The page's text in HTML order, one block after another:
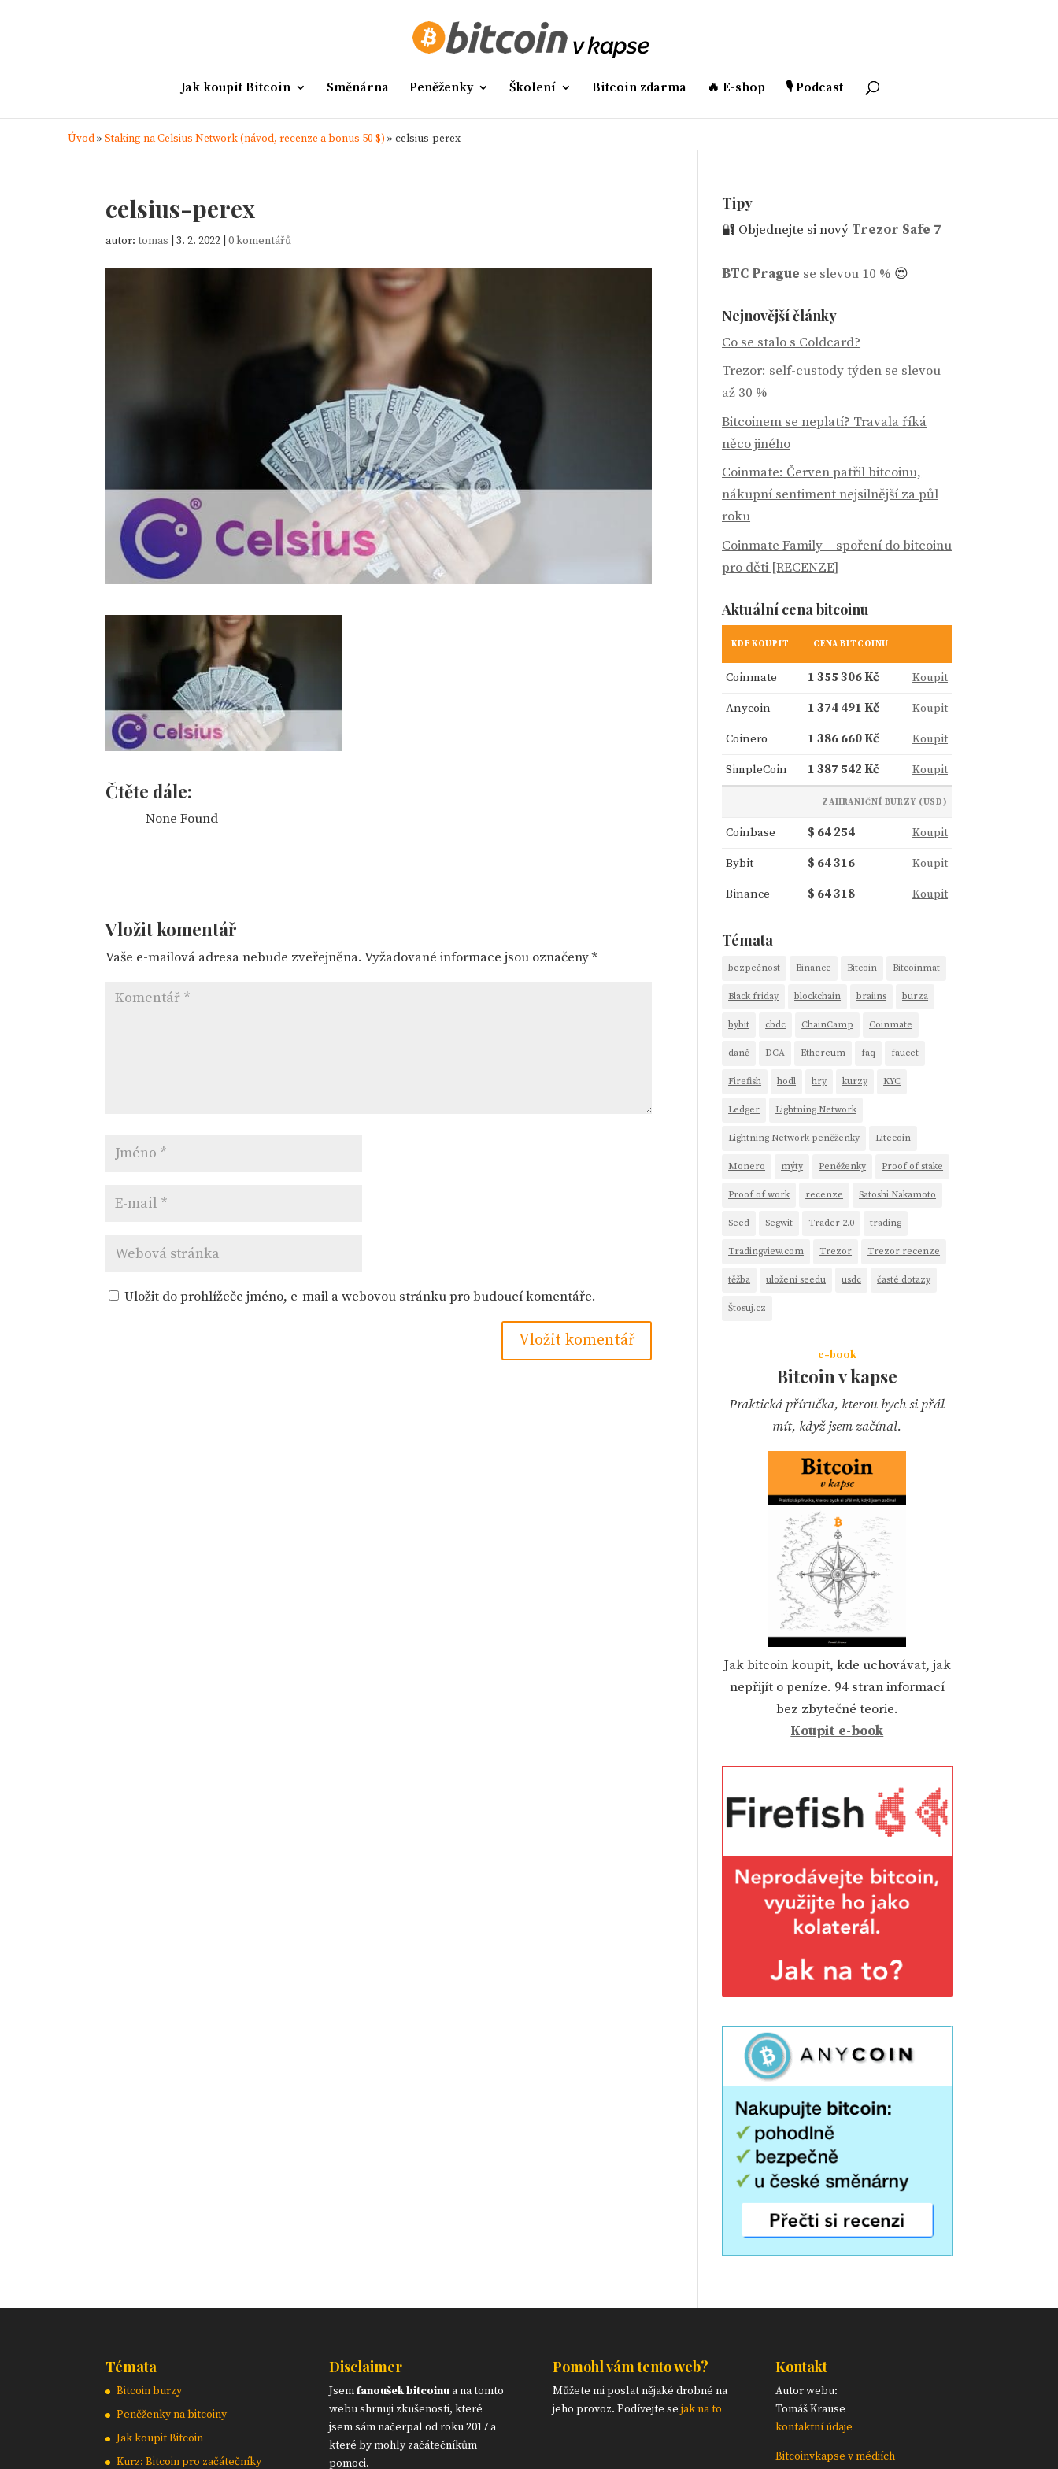
Jak koupit Bitcoin Směnárna Peněženky Školení Bitcoin zdarma 🔥 E-shop 🎙️ Podcast
Úvod» Staking na Celsius Network (návod, recenze a bonus 50 $) » celsius-perex
celsius-perex
autor:tomas |3. 2. 2022 |0 komentářů
Čtěte dále:
None Found
Vložit komentář
Vaše e-mailová adresa nebude zveřejněna. Vyžadované informace jsou označeny*
Uložit do prohlížeče jméno, e-mail a webovou stránku pro budoucí komentáře.
Tipy
🔐 Objednejte si nový Trezor Safe 7
BTC Prague se slevou 10 % 😍
Nejnovější články
Co se stalo s Coldcard?
Trezor: self-custody týden se slevou
až 30 %
Bitcoinem se neplatí? Travala říká
něco jiného
Coinmate: Červen patřil bitcoinu,
nákupní sentiment nejsilnější za půl
roku
Coinmate Family – spoření do bitcoinu
pro děti [RECENZE]
Aktuální cena bitcoinu
KDE KOUPIT CENA BITCOINU
Coinmate 1 355 306 Kč Koupit
Anycoin 1 374 491 Kč Koupit
Coinero 1 386 660 Kč Koupit
SimpleCoin 1 387 542 Kč Koupit
ZAHRANIČNÍ BURZY (USD)
Coinbase $ 64 254 Koupit
Bybit $ 64 316 Koupit
Binance $ 64 318 Koupit
Témata
bezpečnost Binance Bitcoin Bitcoinmat
Black friday blockchain braiins burza
bybit cbdc ChainCamp Coinmate
daně DCA Ethereum faq faucet
Firefish hodl hry kurzy KYC
Ledger Lightning Network
Lightning Network peněženky Litecoin
Monero mýty Peněženky Proof of stake
Proof of work recenze Satoshi Nakamoto
Seed Segwit Trader 2.0 trading
Tradingview.com Trezor Trezor recenze
těžba uložení seedu usdc časté dotazy
Štosuj.cz
e-book
Bitcoin v kapse
Praktická příručka, kterou bych si přál
mít, když jsem začínal.
Jak bitcoin koupit, kde uchovávat, jak
nepřijít o peníze. 94 stran informací
bez zbytečné teorie.
Koupit e-book
Témata
Bitcoin burzy
Peněženky na bitcoiny
Jak koupit Bitcoin
Kurz: Bitcoin pro začátečníky
Disclaimer
Jsemfanoušek bitcoinua na tomto
webu shrnuji zkušenosti, které
jsem sám načerpal od roku 2017 a
které by mohly začátečníkům
pomoci.
Pomohl vám tento web?
Můžete mi poslat nějaké drobné na
jeho provoz. Podívejte se jak na to
Kontakt
Autor webu:
Tomáš Krause
kontaktní údaje
Bitcoinvkapse v médiích